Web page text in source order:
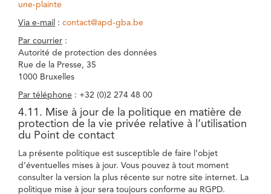
une-plainte
Via e-mail : contact@apd-gba.be
Par courrier :
Autorité de protection des données
Rue de la Presse, 35
1000 Bruxelles
Par téléphone : +32 (0)2 274 48 00
4.11. Mise à jour de la politique en matière de
protection de la vie privée relative à l’utilisation
du Point de contact
La présente politique est susceptible de faire l’objet
d’éventuelles mises à jour. Vous pouvez à tout moment
consulter la version la plus récente sur notre site internet. La
politique mise à jour sera toujours conforme au RGPD.